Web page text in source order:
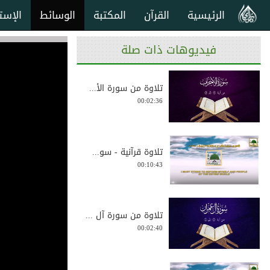
الوسائط المكتبة القرآن الرئيسية
فيديوهات ذات صلة
تلاوة من سورة الأ...
00:02:36
تلاوة قرآنية - سو...
00:10:43
تلاوة من سورة آل ...
00:02:40